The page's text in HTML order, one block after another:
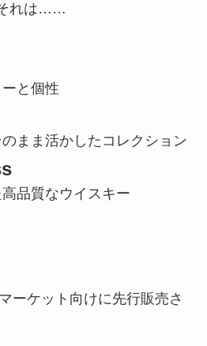
れは……
と個性
まま活かしたコレクション
品質なウイスキー
ーケット向けに先行販売さ